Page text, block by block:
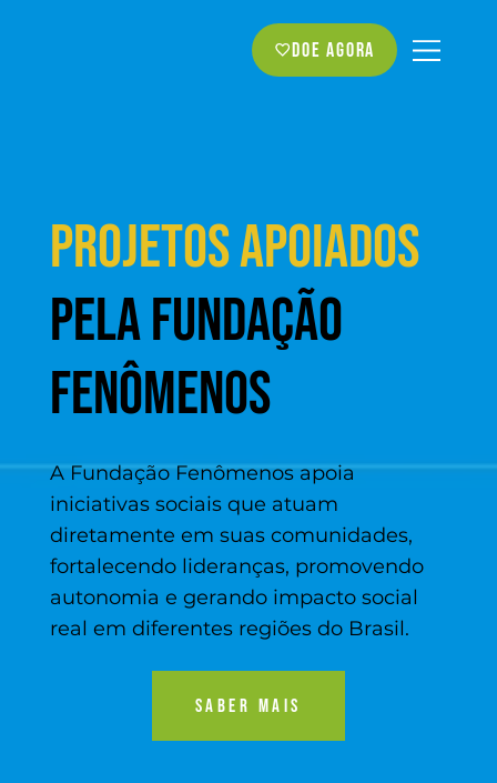
Doe agora
Projetos apoiados
pela Fundação
Fenômenos
A Fundação Fenômenos apoia
iniciativas sociais que atuam
diretamente em suas comunidades,
fortalecendo lideranças, promovendo
autonomia e gerando impacto social
real em diferentes regiões do Brasil.
SABER MAIS